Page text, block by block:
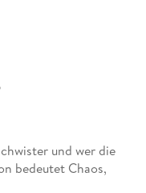
und wer die
bedeutet Chaos,